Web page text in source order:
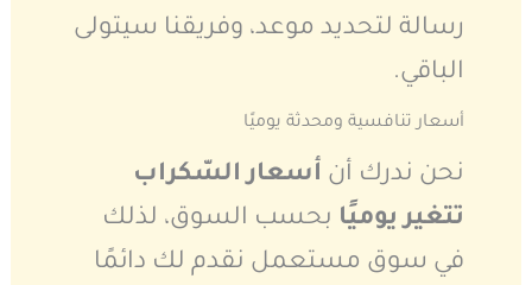
رسالة لتحديد موعد، وفريقنا سيتولى
الباقي.
أسعار تنافسية ومحدثة يوميًا
نحن ندرك أن أسعار السّكراب
تتغير يوميًا بحسب السوق، لذلك
في سوق مستعمل نقدم لك دائمًا